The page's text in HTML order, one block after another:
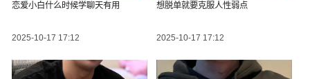
恋爱小白什么时候学聊天有用
2025-10-17 17:12
想脱单就要克服人性弱点
2025-10-17 17:12